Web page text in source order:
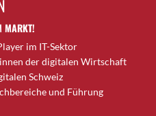
MARKT!
im IT-Sektor
der digitalen Wirtschaft
Schweiz
und Führung